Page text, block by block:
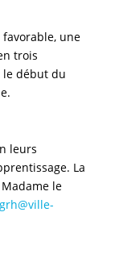
favorable, une
trois
le début du
leurs
La
le
grh@ville-